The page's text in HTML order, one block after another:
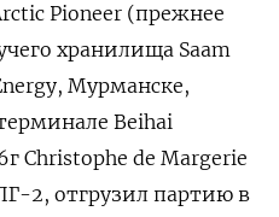
Pioneer (прежнее
​хранилища Saam
Мурманске,
Beihai
Сhristophe de Margerie
2, отгрузил партию ​в